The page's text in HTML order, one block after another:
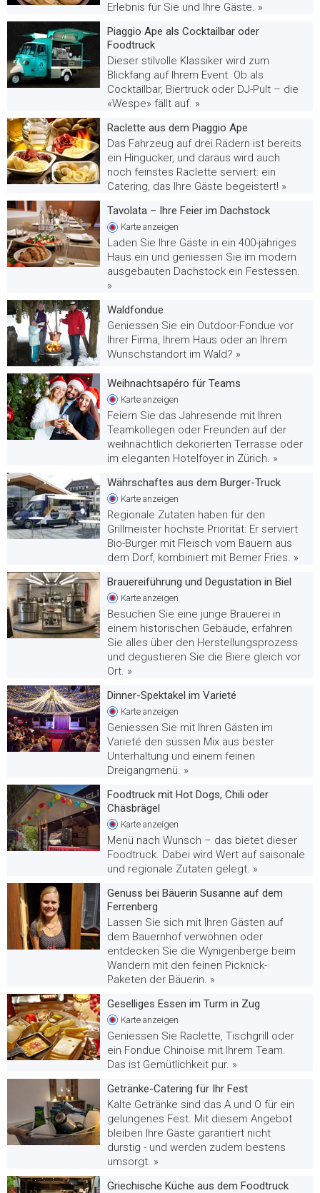
Erlebnis für Sie und Ihre Gäste. »
Piaggio Ape als Cocktailbar oder
Foodtruck
Dieser stilvolle Klassiker wird zum
Blickfang auf Ihrem Event. Ob als
Cocktailbar, Biertruck oder DJ-Pult – die
«Wespe» fällt auf. »
Raclette aus dem Piaggio Ape
Das Fahrzeug auf drei Rädern ist bereits
ein Hingucker, und daraus wird auch
noch feinstes Raclette serviert: ein
Catering, das Ihre Gäste begeistert! »
Tavolata – Ihre Feier im Dachstock
Karte anzeigen
Laden Sie Ihre Gäste in ein 400-jähriges
Haus ein und geniessen Sie im modern
ausgebauten Dachstock ein Festessen.
»
Waldfondue
Geniessen Sie ein Outdoor-Fondue vor
Ihrer Firma, Ihrem Haus oder an Ihrem
Wunschstandort im Wald? »
Weihnachtsapéro für Teams
Karte anzeigen
Feiern Sie das Jahresende mit Ihren
Teamkollegen oder Freunden auf der
weihnächtlich dekorierten Terrasse oder
im eleganten Hotelfoyer in Zürich. »
Währschaftes aus dem Burger-Truck
Karte anzeigen
Regionale Zutaten haben für den
Grillmeister höchste Priorität: Er serviert
Bio-Burger mit Fleisch vom Bauern aus
dem Dorf, kombiniert mit Berner Fries. »
Brauereiführung und Degustation in Biel
Karte anzeigen
Besuchen Sie eine junge Brauerei in
einem historischen Gebäude, erfahren
Sie alles über den Herstellungsprozess
und degustieren Sie die Biere gleich vor
Ort. »
Dinner-Spektakel im Varieté
Karte anzeigen
Geniessen Sie mit Ihren Gästen im
Varieté den süssen Mix aus bester
Unterhaltung und einem feinen
Dreigangmenü. »
Foodtruck mit Hot Dogs, Chili oder
Chäsbrägel
Karte anzeigen
Menü nach Wunsch – das bietet dieser
Foodtruck. Dabei wird Wert auf saisonale
und regionale Zutaten gelegt. »
Genuss bei Bäuerin Susanne auf dem
Ferrenberg
Lassen Sie sich mit Ihren Gästen auf
dem Bauernhof verwöhnen oder
entdecken Sie die Wynigenberge beim
Wandern mit den feinen Picknick-
Paketen der Bäuerin. »
Geselliges Essen im Turm in Zug
Karte anzeigen
Geniessen Sie Raclette, Tischgrill oder
ein Fondue Chinoise mit Ihrem Team.
Das ist Gemütlichkeit pur. »
Getränke-Catering für Ihr Fest
Kalte Getränke sind das A und O für ein
gelungenes Fest. Mit diesem Angebot
bleiben Ihre Gäste garantiert nicht
durstig - und werden zudem bestens
umsorgt. »
Griechische Küche aus dem Foodtruck